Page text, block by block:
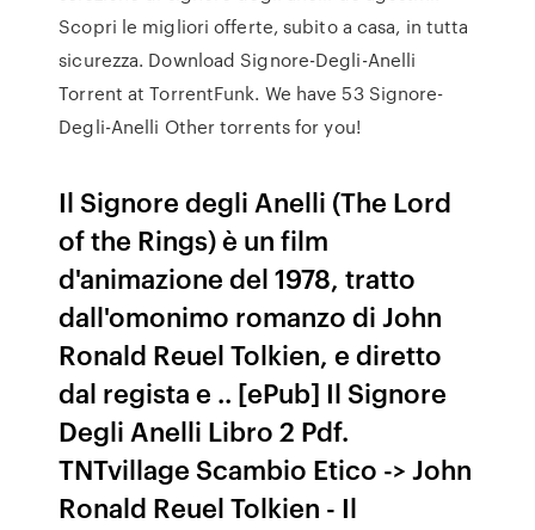
Scopri le migliori offerte, subito a casa, in tutta
sicurezza. Download Signore-Degli-Anelli
Torrent at TorrentFunk. We have 53 Signore-
Degli-Anelli Other torrents for you!
Il Signore degli Anelli (The Lord
of the Rings) è un film
d'animazione del 1978, tratto
dall'omonimo romanzo di John
Ronald Reuel Tolkien, e diretto
dal regista e .. [ePub] Il Signore
Degli Anelli Libro 2 Pdf.
TNTvillage Scambio Etico -> John
Ronald Reuel Tolkien - Il